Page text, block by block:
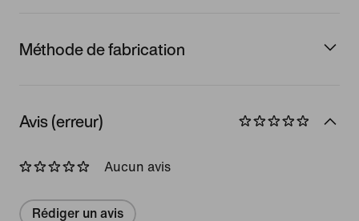
Méthode de fabrication
Avis (erreur)
Aucun avis
Rédiger un avis